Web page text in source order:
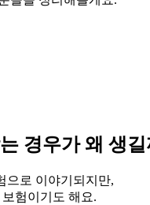
경우가 왜 생길
으로 이야기되지만,
험이기도 해요.